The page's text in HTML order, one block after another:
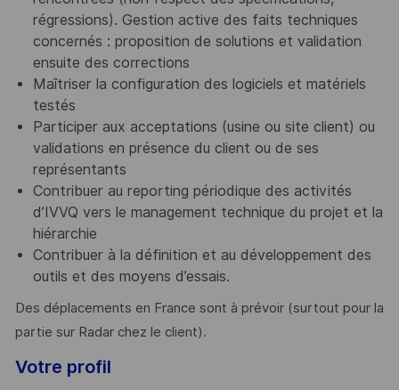
régressions). Gestion active des faits techniques
concernés : proposition de solutions et validation
ensuite des corrections
Maîtriser la configuration des logiciels et matériels
testés
Participer aux acceptations (usine ou site client) ou
validations en présence du client ou de ses
représentants
Contribuer au reporting périodique des activités
d’IVVQ vers le management technique du projet et la
hiérarchie
Contribuer à la définition et au développement des
outils et des moyens d’essais.
Des déplacements en France sont à prévoir (surtout pour la
partie sur Radar chez le client).
Votre profil